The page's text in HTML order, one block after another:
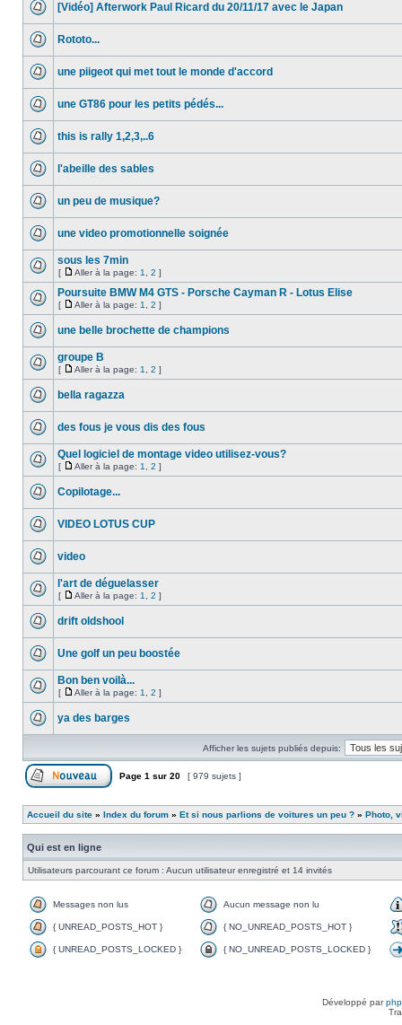
[Vidéo] Afterwork Paul Ricard du 20/11/17 avec le Japan
Rototo...
une piigeot qui met tout le monde d'accord
une GT86 pour les petits pédés...
this is rally 1,2,3,..6
l'abeille des sables
un peu de musique?
une video promotionnelle soignée
sous les 7min
[ Aller à la page: 1 2 ]
Poursuite BMW M4 GTS - Porsche Cayman R - Lotus Elise
[ Aller à la page: 1 2 ]
une belle brochette de champions
groupe B
[ Aller à la page: 1 2 ]
bella ragazza
des fous je vous dis des fous
Quel logiciel de montage video utilisez-vous?
[ Aller à la page: 1 2 ]
Copilotage...
VIDEO LOTUS CUP
video
l'art de déguelasser
[ Aller à la page: 1 2 ]
drift oldshool
Une golf un peu boostée
Bon ben voilà...
[ Aller à la page: 1 2 ]
ya des barges
Afficher les sujets publiés depuis:
Page 1 sur 20 [ 979 sujets ]
Accueil du site » Index du forum » Et si nous parlions de voitures un peu ? » Photo,
Qui est en ligne
Utilisateurs parcourant ce forum : Aucun utilisateur enregistré et 14 invités
Messages non lus Aucun message non lu
{ UNREAD_POSTS_HOT } { NO_UNREAD_POSTS_HOT }
{ UNREAD_POSTS_LOCKED } { NO_UNREAD_POSTS_LOCKED }
Développé par